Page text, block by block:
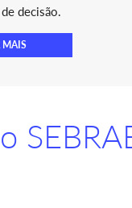
decisão.
MAIS